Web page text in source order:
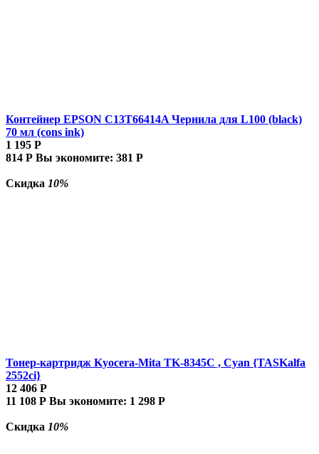
Контейнер EPSON C13T66414A Чернила для L100 (black)
70 мл (cons ink)
1 195 Р
814 Р Вы экономите: 381 Р
Скидка 10%
Тонер-картридж Kyocera-Mita TK-8345C , Cyan {TASKalfa
2552ci}
12 406 Р
11 108 Р Вы экономите: 1 298 Р
Скидка 10%